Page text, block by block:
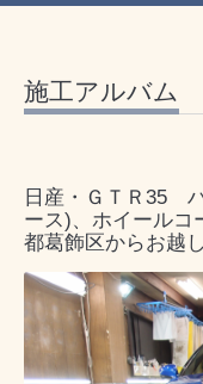
施工アルバム
日産・ＧＴＲ35
ース)、ホイール
都葛飾区からお越